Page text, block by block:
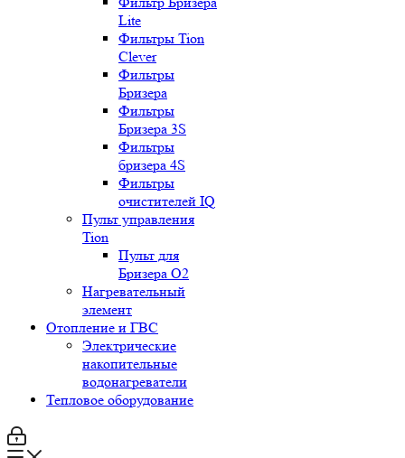
Lite
Фильтры Tion
Clever
Фильтры
Бризера
Фильтры
Бризера 3S
Фильтры
бризера 4S
Фильтры
очистителей IQ
Пульт управления
Tion
Пульт для
Бризера O2
Нагревательный
элемент
Отопление и ГВС
Электрические
накопительные
водонагреватели
Тепловое оборудование